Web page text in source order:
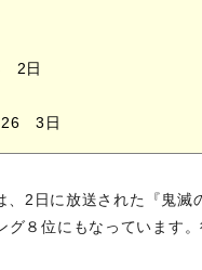
2日
26 3日
、2日に放送された『鬼滅
グ８位にもなっています